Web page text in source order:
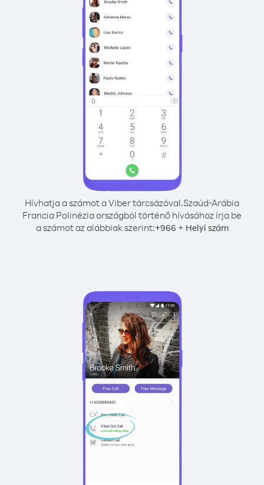
Hívhatja a számot a Viber tárcsázóval.Szaúd-Arábia
Francia Polinézia országból történő hívásához írja be
a számot az alábbiak szerint:+966 + Helyi szám